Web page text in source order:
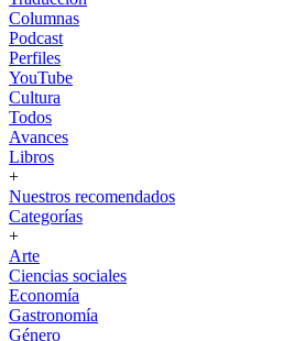
Columnas
Podcast
Perfiles
YouTube
Cultura
Todos
Avances
Libros
+
Nuestros recomendados
Categorías
+
Arte
Ciencias sociales
Economía
Gastronomía
Género